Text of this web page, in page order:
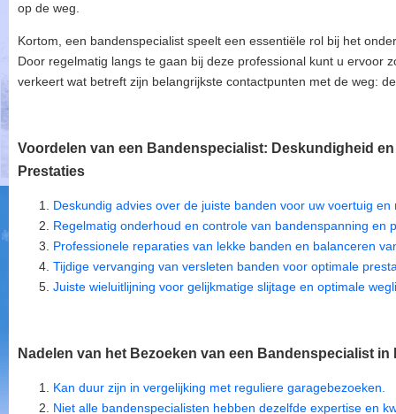
op de weg.
Kortom, een bandenspecialist speelt een essentiële rol bij het
Door regelmatig langs te gaan bij deze professional kunt u ervoor
verkeert wat betreft zijn belangrijkste contactpunten met de weg:
Voordelen van een Bandenspecialist: Deskundigheid
Prestaties
Deskundig advies over de juiste banden voor uw voertuig en
Regelmatig onderhoud en controle van bandenspanning en
Professionele reparaties van lekke banden en balanceren
Tijdige vervanging van versleten banden voor optimale
Juiste wieluitlijning voor gelijkmatige slijtage en optimale
Nadelen van het Bezoeken van een Bandenspecialist in
Kan duur zijn in vergelijking met reguliere garagebezoeken.
Niet alle bandenspecialisten hebben dezelfde expertise en